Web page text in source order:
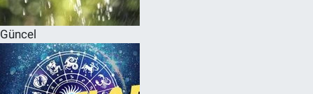
Güncel